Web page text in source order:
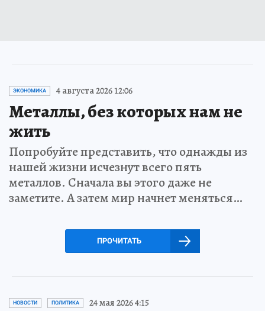
ЭКОНОМИКА 4 августа 2026 12:06
Металлы, без которых нам не
жить
Попробуйте представить, что однажды из
нашей жизни исчезнут всего пять
металлов. Сначала вы этого даже не
заметите. А затем мир начнет меняться…
ПРОЧИТАТЬ
НОВОСТИ ПОЛИТИКА 24 мая 2026 4:15